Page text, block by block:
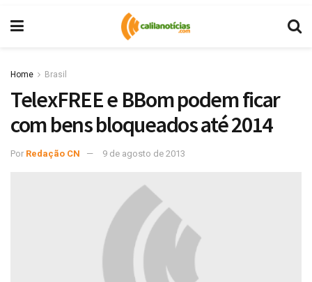
Home Brasil
TelexFREE e BBom podem ficar
com bens bloqueados até 2014
Por Redação CN 9 de agosto de 2013